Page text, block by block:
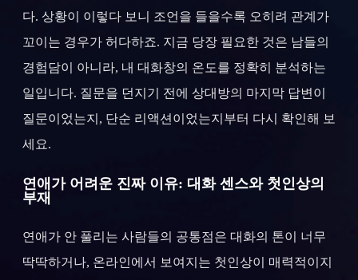
다. 상황이 이렇다 보니 조언을 들을수록 오히려 관계가
꼬이는 경우가 허다하죠. 지금 당장 필요한 것은 남들의
경험담이 아니라, 내 대화창의 온도를 정확히 분석하는
일입니다. 질문을 던지기 전에 상대방의 마지막 답변이
질문이었는지, 단순 리액션이었는지부터 다시 확인해 보
세요.
연애가 어려운 진짜 이유: 대화 센스와 첫인상의
부재
연애가 안 풀리는 사람들의 공통점은 대화의 톤이 너무
딱딱하거나, 온라인에서 보여지는 첫인상이 매력적이지